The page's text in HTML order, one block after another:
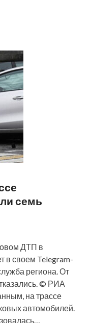
семь
ДТП в
в своем Telegram-
региона. От
© РИА
на трассе
автомобилей.